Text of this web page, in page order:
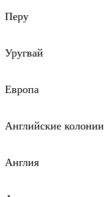
Перу
Уругвай
Европа
Английские колонии
Англия